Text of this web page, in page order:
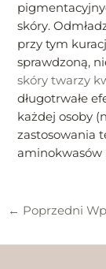
skóry.
przy tym
sprawdzoną,
skóry twarzy
długotrwałe
każdej osoby
zastosowania
aminokwasów
← Poprzedni